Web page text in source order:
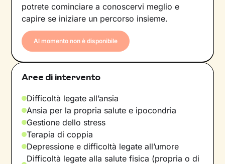
potrete cominciare a conoscervi meglio e
capire se iniziare un percorso insieme.
Al momento non è disponibile
Aree di intervento
Difficoltà legate all’ansia
Ansia per la propria salute e ipocondria
Gestione dello stress
Terapia di coppia
Depressione e difficoltà legate all’umore
Difficoltà legate alla salute fisica (propria o di